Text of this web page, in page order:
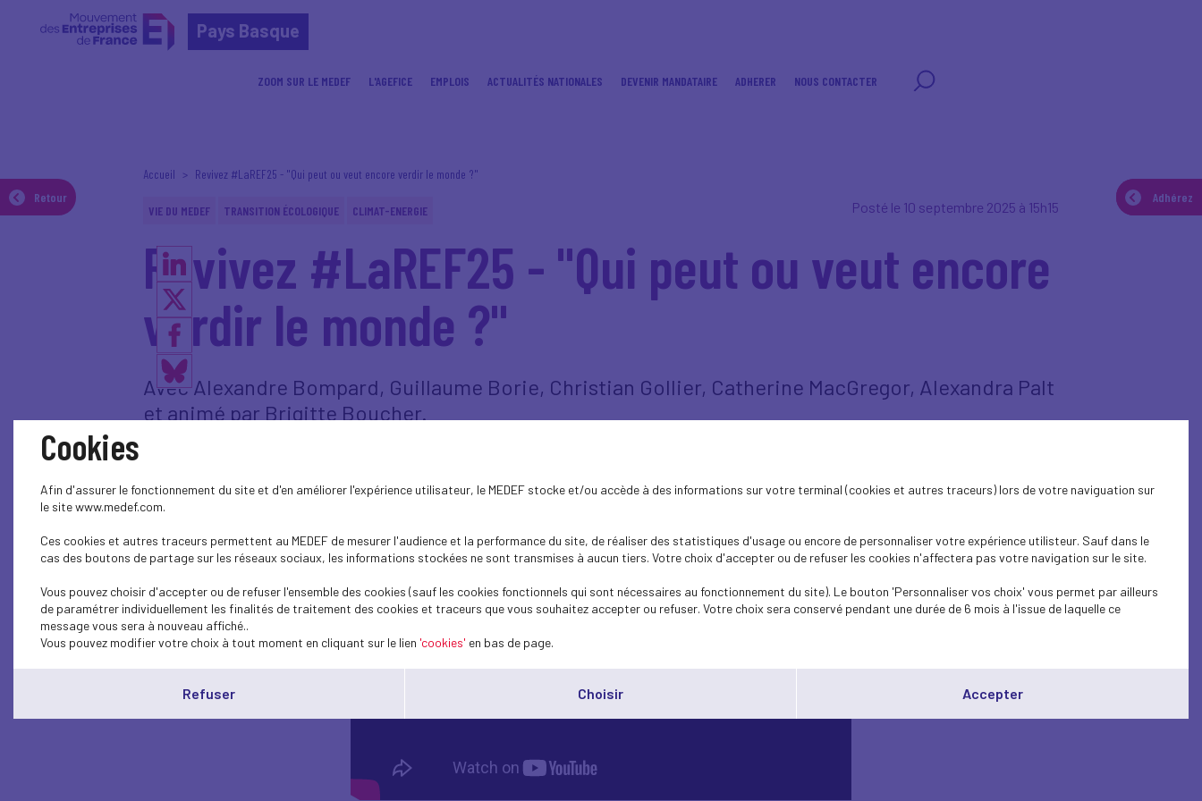
Pays Basque
ZOOM SUR LE MEDEF L'AGEFICE EMPLOIS ACTUALITÉS NATIONALES DEVENIR MANDATAIRE ADHERER NOUS CONTACTER
Retour Adhérez
Adhérez
Accueil Revivez #LaREF25 - "Qui peut ou veut encore verdir le monde ?"
Posté le 10 septembre 2025 à 15h15
VIE DU MEDEF TRANSITION ÉCOLOGIQUE CLIMAT-ENERGIE
Revivez #LaREF25 - "Qui peut ou veut encore
verdir le monde ?"
Avec Alexandre Bompard, Guillaume Borie, Christian Gollier, Catherine MacGregor, Alexandra Palt
et animé par Brigitte Boucher.
Cookies
Afin d'assurer le fonctionnement du site et d'en améliorer l'expérience utilisateur, le MEDEF stocke et/ou accède à des informations sur votre terminal (cookies et autres traceurs) lors de votre naviguation sur
le site www.medef.com.
Ces cookies et autres traceurs permettent au MEDEF de mesurer l'audience et la performance du site, de réaliser des statistiques d'usage ou encore de personnaliser votre expérience utilisteur. Sauf dans le
cas des boutons de partage sur les réseaux sociaux, les informations stockées ne sont transmises à aucun tiers. Votre choix d'accepter ou de refuser les cookies n'affectera pas votre navigation sur le site.
Vous pouvez choisir d'accepter ou de refuser l'ensemble des cookies (sauf les cookies fonctionnels qui sont nécessaires au fonctionnement du site). Le bouton 'Personnaliser vos choix' vous permet par ailleurs
de paramétrer individuellement les finalités de traitement des cookies et traceurs que vous souhaitez accepter ou refuser. Votre choix sera conservé pendant une durée de 6 mois à l'issue de laquelle ce
message vous sera à nouveau affiché..
Vous pouvez modifier votre choix à tout moment en cliquant sur le lien 'cookies' en bas de page.
Refuser Choisir Accepter